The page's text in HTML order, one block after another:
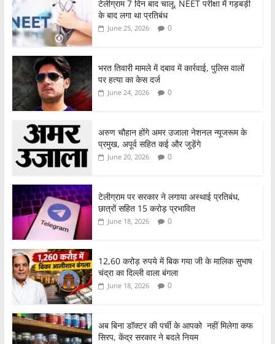
टेलीग्राम 7 दिन बाद चालू, NEET परीक्षा में गड़बड़ी
के बाद लगा था प्रतिबंध
June 25, 2026 0
भरत तिवारी मामले में दबाव में कार्रवाई, पुलिस वालों
पर हत्या का केस दर्ज
June 24, 2026 0
अरुण चौहान होंगे अमर उजाला नेशनल न्यूजरूम के
प्रमुख, अपूर्व सहित कई और जुड़ेंगे
June 20, 2026 0
टेलीग्राम पर सरकार ने लगाया अस्थाई प्रतिबंध,
छात्रों सहित 15 करोड़ प्रभावित
June 18, 2026 0
12,60 करोड़ रुपये में बिक गया जी के मालिक सुभाष
चंद्रा का दिल्ली वाला बंगला
June 18, 2026 0
अब बिना डॉक्टर की पर्ची के आपको नहीं मिलेगा कफ
सिरप, केंद्र सरकार ने बदले नियम